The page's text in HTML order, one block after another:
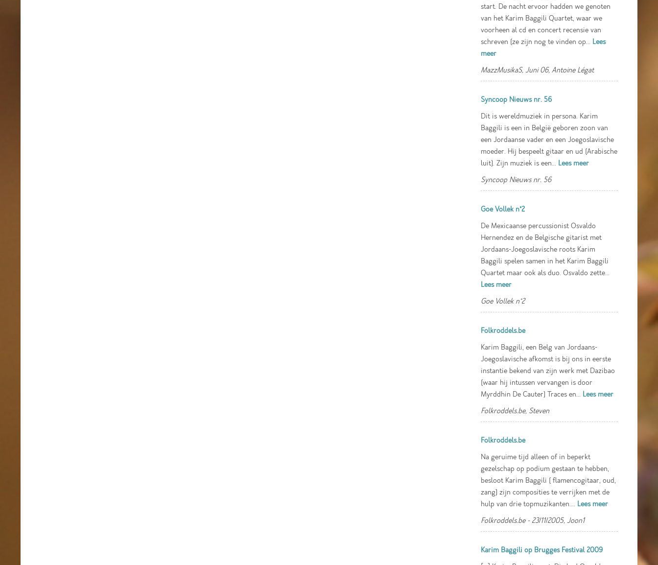
start. De nacht ervoor hadden we genoten
van het Karim Baggili Quartet, waar we
voorheen al cd en concert recensie van
schreven (ze zijn nog te vinden op... Lees
meer
MazzMusikaS, Juni 06, Antoine Légat
Syncoop Nieuws nr. 56
Dit is wereldmuziek in persona. Karim
Baggili is een in België geboren zoon van
een Jordaanse vader en een Joegoslavische
moeder. Hij bespeelt gitaar en ud (Arabische
luit). Zijn muziek is een... Lees meer
Syncoop Nieuws nr. 56
Goe Vollek n°2
De Mexicaanse percussionist Osvaldo
Hernendez en de Belgische gitarist met
Jordaans-Joegoslavische roots Karim
Baggili spelen samen in het Karim Baggili
Quartet maar ook als duo. Osvaldo zette...
Lees meer
Goe Vollek n°2
Folkroddels.be
Karim Baggili, een Belg van Jordaans-
Joegoslavische afkomst is bij ons in eerste
instantie bekend van zijn werk met Dazibao
(waar hij intussen vervangen is door
Myrddhin De Cauter) Traces en... Lees meer
Folkroddels.be, Steven
Folkroddels.be
Na geruime tijd alleen of in beperkt
gezelschap op podium gestaan te hebben,
besloot Karim Baggili ( flamencogitaar, oud,
zang) zijn composities te verrijken met de
hulp van drie topmuzikanten.... Lees meer
Folkroddels.be - 23/11/2005, Joon1
Karim Baggili op Brugges Festival 2009